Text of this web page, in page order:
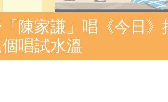
陳家謙」唱《今日
唱試水溫